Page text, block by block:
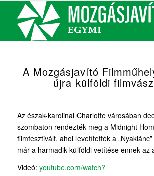
A Mozgásjavító
újra külföldi
Az észak-karolinai Charlotte városában
szombaton rendezték meg a Midnight
filmfesztivált, ahol levetítették a
már a harmadik külföldi vetítése ennek az
Videó: youtube.com/watch?